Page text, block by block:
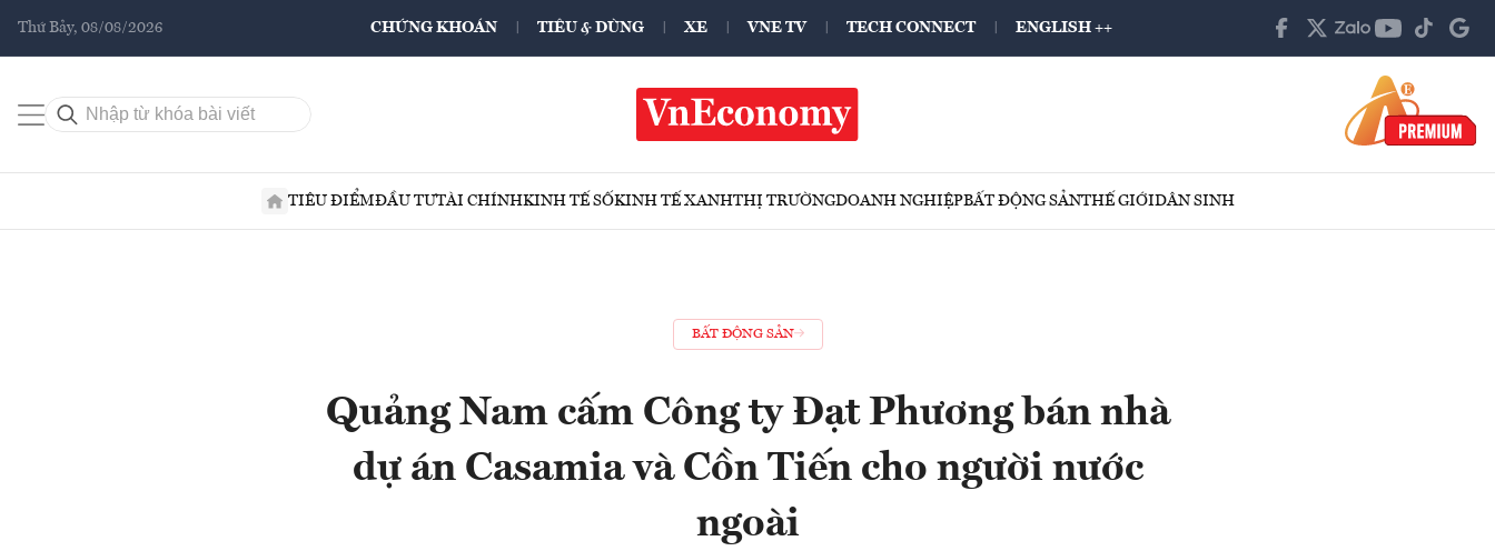
Thứ Bảy, 08/08/2026 CHỨNG KHOÁN TIÊU & DÙNG XE VNE TV TECH CONNECT ENGLISH ++
TIÊU ĐIỂMĐẦU TƯTÀI CHÍNHKINH TẾ SỐKINH TẾ XANHTHỊ TRƯỜNGDOANH NGHIỆPBẤT ĐỘNG SẢNTHẾ GIỚIDÂN SINH
BẤT ĐỘNG SẢN
Quảng Nam cấm Công ty Đạt Phương bán nhà
dự án Casamia và Cồn Tiến cho người nước
ngoài